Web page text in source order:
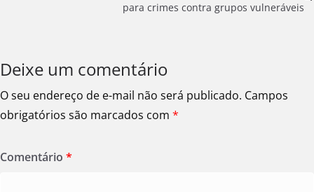
para crimes contra grupos vulneráveis
Deixe um comentário
O seu endereço de e-mail não será publicado. Campos
obrigatórios são marcados com *
Comentário *